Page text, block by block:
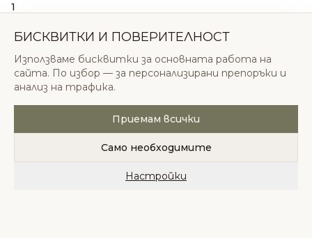
1
sales@odonatacosmetics.com
Нед: 11:00 – 18:00
© 2026 Одоната Козметикс ООД. Всички права
запазени.
Политика за поверителностОбщи условия
БИСКВИТКИ И ПОВЕРИТЕЛНОСТ
Използваме бисквитки за основната работа на
сайта. По избор — за персонализирани препоръки и
анализ на трафика.
Приемам всички
Само необходимите
Настройки